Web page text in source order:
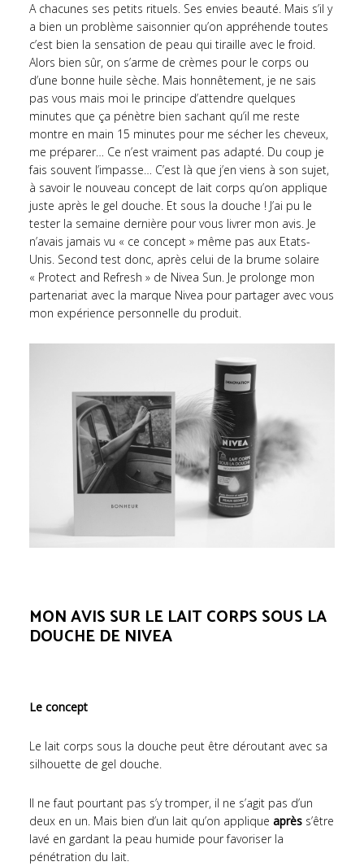
A chacunes ses petits rituels. Ses envies beauté. Mais s’il y
a bien un problème saisonnier qu’on appréhende toutes
c’est bien la sensation de peau qui tiraille avec le froid.
Alors bien sûr, on s’arme de crèmes pour le corps ou
d’une bonne huile sèche. Mais honnêtement, je ne sais
pas vous mais moi le principe d’attendre quelques
minutes que ça pénètre bien sachant qu’il me reste
montre en main 15 minutes pour me sécher les cheveux,
me préparer… Ce n’est vraiment pas adapté. Du coup je
fais souvent l’impasse… C’est là que j’en viens à son sujet,
à savoir le nouveau concept de lait corps qu’on applique
juste après le gel douche. Et sous la douche ! J’ai pu le
tester la semaine dernière pour vous livrer mon avis. Je
n’avais jamais vu « ce concept » même pas aux Etats-
Unis. Second test donc, après celui de la brume solaire
« Protect and Refresh » de Nivea Sun. Je prolonge mon
partenariat avec la marque Nivea pour partager avec vous
mon expérience personnelle du produit.
MON AVIS SUR LE LAIT CORPS SOUS LA
DOUCHE DE NIVEA
Le concept
Le lait corps sous la douche peut être déroutant avec sa
silhouette de gel douche.
Il ne faut pourtant pas s’y tromper, il ne s’agit pas d’un
deux en un. Mais bien d’un lait qu’on applique aprèss’être
lavé en gardant la peau humide pour favoriser la
pénétration du lait.